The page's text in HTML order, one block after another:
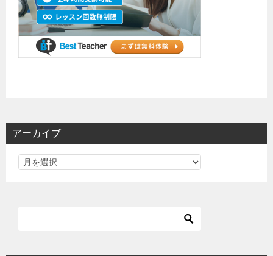
アーカイブ